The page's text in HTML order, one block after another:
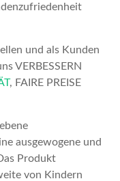
und als Kunden
VERBESSERN
, FAIRE PREISE
ausgewogene und
Produkt
von Kindern